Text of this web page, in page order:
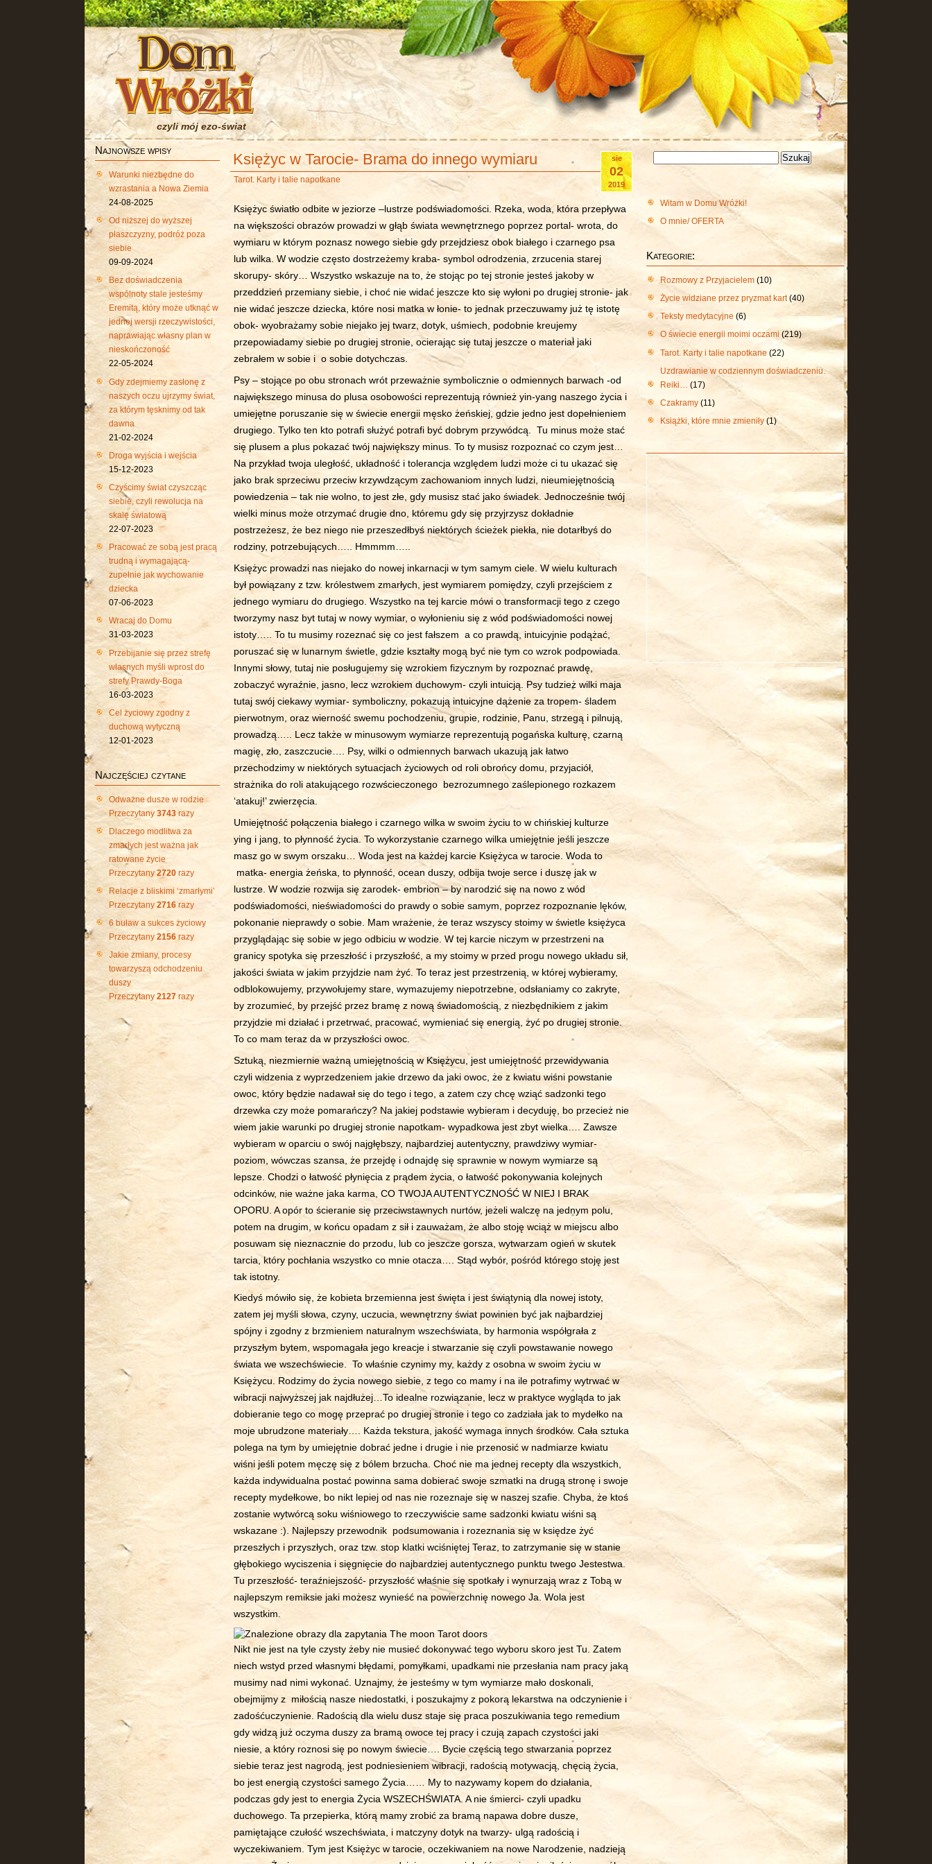
czyli mój ezo-świat
Najnowsze wpisy
Warunki niezbędne do
wzrastania a Nowa Ziemia
24-08-2025
Od niższej do wyższej
płaszczyzny, podróż poza
siebie
09-09-2024
Bez doświadczenia
wspólnoty stale jesteśmy
Eremitą, który może utknąć w
jednej wersji rzeczywistości,
naprawiając własny plan w
nieskończoność
22-05-2024
Gdy zdejmiemy zasłonę z
naszych oczu ujrzymy świat,
za którym tęsknimy od tak
dawna
21-02-2024
Droga wyjścia i wejścia
15-12-2023
Czyścimy świat czyszcząc
siebie, czyli rewolucja na
skalę światową
22-07-2023
Pracować ze sobą jest pracą
trudną i wymagającą-
zupełnie jak wychowanie
dziecka
07-06-2023
Wracaj do Domu
31-03-2023
Przebijanie się przez strefę
własnych myśli wprost do
strefy Prawdy-Boga
16-03-2023
Cel życiowy zgodny z
duchową wytyczną
12-01-2023
Najczęściej czytane
Odważne dusze w rodzie
Przeczytany 3743razy
Dlaczego modlitwa za
zmarłych jest ważna jak
ratowane życie
Przeczytany 2720 razy
Relacje z bliskimi ‘zmarłymi’
Przeczytany 2716 razy
6 buław a sukces życiowy
Przeczytany 2156 razy
Jakie zmiany, procesy
towarzyszą odchodzeniu
duszy
Przeczytany 2127 razy
sie
02
2019
Księżyc w Tarocie- Brama do innego wymiaru
Tarot. Karty i talie napotkane
Księżyc światło odbite w jeziorze –lustrze podświadomości. Rzeka, woda, która przepływa
na większości obrazów prowadzi w głąb świata wewnętrznego poprzez portal- wrota, do
wymiaru w którym poznasz nowego siebie gdy przejdziesz obok białego i czarnego psa
lub wilka. W wodzie często dostrzeżemy kraba- symbol odrodzenia, zrzucenia starej
skorupy- skóry… Wszystko wskazuje na to, że stojąc po tej stronie jesteś jakoby w
przeddzień przemiany siebie, i choć nie widać jeszcze kto się wyłoni po drugiej stronie- jak
nie widać jeszcze dziecka, które nosi matka w łonie- to jednak przeczuwamy już tę istotę
obok- wyobrażamy sobie niejako jej twarz, dotyk, uśmiech, podobnie kreujemy
przepowiadamy siebie po drugiej stronie, ocierając się tutaj jeszcze o materiał jaki
zebrałem w sobie i o sobie dotychczas.
Psy – stojące po obu stronach wrót przeważnie symbolicznie o odmiennych barwach -od
największego minusa do plusa osobowości reprezentują również yin-yang naszego życia i
umiejętne poruszanie się w świecie energii męsko żeńskiej, gdzie jedno jest dopełnieniem
drugiego. Tylko ten kto potrafi służyć potrafi być dobrym przywódcą. Tu minus może stać
się plusem a plus pokazać twój największy minus. To ty musisz rozpoznać co czym jest…
Na przykład twoja uległość, układność i tolerancja względem ludzi może ci tu ukazać się
jako brak sprzeciwu przeciw krzywdzącym zachowaniom innych ludzi, nieumiejętnością
powiedzenia – tak nie wolno, to jest złe, gdy musisz stać jako świadek. Jednocześnie twój
wielki minus może otrzymać drugie dno, któremu gdy się przyjrzysz dokładnie
postrzeżesz, że bez niego nie przeszedłbyś niektórych ścieżek piekła, nie dotarłbyś do
rodziny, potrzebujących….. Hmmmm…..
Księżyc prowadzi nas niejako do nowej inkarnacji w tym samym ciele. W wielu kulturach
był powiązany z tzw. królestwem zmarłych, jest wymiarem pomiędzy, czyli przejściem z
jednego wymiaru do drugiego. Wszystko na tej karcie mówi o transformacji tego z czego
tworzymy nasz byt tutaj w nowy wymiar, o wyłonieniu się z wód podświadomości nowej
istoty….. To tu musimy rozeznać się co jest fałszem a co prawdą, intuicyjnie podążać,
poruszać się w lunarnym świetle, gdzie kształty mogą być nie tym co wzrok podpowiada.
Innymi słowy, tutaj nie posługujemy się wzrokiem fizycznym by rozpoznać prawdę,
zobaczyć wyraźnie, jasno, lecz wzrokiem duchowym- czyli intuicją. Psy tudzież wilki maja
tutaj swój ciekawy wymiar- symboliczny, pokazują intuicyjne dążenie za tropem- śladem
pierwotnym, oraz wierność swemu pochodzeniu, grupie, rodzinie, Panu, strzegą i pilnują,
prowadzą….. Lecz także w minusowym wymiarze reprezentują pogańska kulturę, czarną
magię, zło, zaszczucie…. Psy, wilki o odmiennych barwach ukazują jak łatwo
przechodzimy w niektórych sytuacjach życiowych od roli obrońcy domu, przyjaciół,
strażnika do roli atakującego rozwścieczonego bezrozumnego zaślepionego rozkazem
‘atakuj!’ zwierzęcia.
Umiejętność połączenia białego i czarnego wilka w swoim życiu to w chińskiej kulturze
ying i jang, to płynność życia. To wykorzystanie czarnego wilka umiejętnie jeśli jeszcze
masz go w swym orszaku… Woda jest na każdej karcie Księżyca w tarocie. Woda to
matka- energia żeńska, to płynność, ocean duszy, odbija twoje serce i duszę jak w
lustrze. W wodzie rozwija się zarodek- embrion – by narodzić się na nowo z wód
podświadomości, nieświadomości do prawdy o sobie samym, poprzez rozpoznanie lęków,
pokonanie nieprawdy o sobie. Mam wrażenie, że teraz wszyscy stoimy w świetle księżyca
przyglądając się sobie w jego odbiciu w wodzie. W tej karcie niczym w przestrzeni na
granicy spotyka się przeszłość i przyszłość, a my stoimy w przed progu nowego układu sił,
jakości świata w jakim przyjdzie nam żyć. To teraz jest przestrzenią, w której wybieramy,
odblokowujemy, przywołujemy stare, wymazujemy niepotrzebne, odsłaniamy co zakryte,
by zrozumieć, by przejść przez bramę z nową świadomością, z niezbędnikiem z jakim
przyjdzie mi działać i przetrwać, pracować, wymieniać się energią, żyć po drugiej stronie.
To co mam teraz da w przyszłości owoc.
Sztuką, niezmiernie ważną umiejętnością w Księżycu, jest umiejętność przewidywania
czyli widzenia z wyprzedzeniem jakie drzewo da jaki owoc, że z kwiatu wiśni powstanie
owoc, który będzie nadawał się do tego i tego, a zatem czy chcę wziąć sadzonki tego
drzewka czy może pomarańczy? Na jakiej podstawie wybieram i decyduję, bo przecież nie
wiem jakie warunki po drugiej stronie napotkam- wypadkowa jest zbyt wielka…. Zawsze
wybieram w oparciu o swój najgłębszy, najbardziej autentyczny, prawdziwy wymiar-
poziom, wówczas szansa, że przejdę i odnajdę się sprawnie w nowym wymiarze są
lepsze. Chodzi o łatwość płynięcia z prądem życia, o łatwość pokonywania kolejnych
odcinków, nie ważne jaka karma, CO TWOJA AUTENTYCZNOŚĆ W NIEJ I BRAK
OPORU. A opór to ścieranie się przeciwstawnych nurtów, jeżeli walczę na jednym polu,
potem na drugim, w końcu opadam z sił i zauważam, że albo stoję wciąż w miejscu albo
posuwam się nieznacznie do przodu, lub co jeszcze gorsza, wytwarzam ogień w skutek
tarcia, który pochłania wszystko co mnie otacza…. Stąd wybór, pośród którego stoję jest
tak istotny.
Kiedyś mówiło się, że kobieta brzemienna jest święta i jest świątynią dla nowej istoty,
zatem jej myśli słowa, czyny, uczucia, wewnętrzny świat powinien być jak najbardziej
spójny i zgodny z brzmieniem naturalnym wszechświata, by harmonia współgrała z
przyszłym bytem, wspomagała jego kreacje i stwarzanie się czyli powstawanie nowego
świata we wszechświecie. To właśnie czynimy my, każdy z osobna w swoim życiu w
Księżycu. Rodzimy do życia nowego siebie, z tego co mamy i na ile potrafimy wytrwać w
wibracji najwyższej jak najdłużej…To idealne rozwiązanie, lecz w praktyce wygląda to jak
dobieranie tego co mogę przeprać po drugiej stronie i tego co zadziała jak to mydełko na
moje ubrudzone materiały…. Każda tekstura, jakość wymaga innych środków. Cała sztuka
polega na tym by umiejętnie dobrać jedne i drugie i nie przenosić w nadmiarze kwiatu
wiśni jeśli potem męczę się z bólem brzucha. Choć nie ma jednej recepty dla wszystkich,
każda indywidualna postać powinna sama dobierać swoje szmatki na drugą stronę i swoje
recepty mydełkowe, bo nikt lepiej od nas nie rozeznaje się w naszej szafie. Chyba, że ktoś
zostanie wytwórcą soku wiśniowego to rzeczywiście same sadzonki kwiatu wiśni są
wskazane :). Najlepszy przewodnik podsumowania i rozeznania się w księdze żyć
przeszłych i przyszłych, oraz tzw. stop klatki wciśniętej Teraz, to zatrzymanie się w stanie
głębokiego wyciszenia i sięgnięcie do najbardziej autentycznego punktu twego Jestestwa.
Tu przeszłość- teraźniejszość- przyszłość właśnie się spotkały i wynurzają wraz z Tobą w
najlepszym remiksie jaki możesz wynieść na powierzchnię nowego Ja. Wola jest
wszystkim.
Nikt nie jest na tyle czysty żeby nie musieć dokonywać tego wyboru skoro jest Tu. Zatem
niech wstyd przed własnymi błędami, pomyłkami, upadkami nie przesłania nam pracy jaką
musimy nad nimi wykonać. Uznajmy, że jesteśmy w tym wymiarze mało doskonali,
obejmijmy z miłością nasze niedostatki, i poszukajmy z pokorą lekarstwa na odczynienie i
zadośćuczynienie. Radością dla wielu dusz staje się praca poszukiwania tego remedium
gdy widzą już oczyma duszy za bramą owoce tej pracy i czują zapach czystości jaki
niesie, a który roznosi się po nowym świecie…. Bycie częścią tego stwarzania poprzez
siebie teraz jest nagrodą, jest podniesieniem wibracji, radością motywacją, chęcią życia,
bo jest energią czystości samego Życia…… My to nazywamy kopem do działania,
podczas gdy jest to energia Życia WSZECHŚWIATA. A nie śmierci- czyli upadku
duchowego. Ta przepierka, którą mamy zrobić za bramą napawa dobre dusze,
pamiętające czułość wszechświata, i matczyny dotyk na twarzy- ulgą radością i
wyczekiwaniem. Tym jest Księżyc w tarocie, oczekiwaniem na nowe Narodzenie, nadzieją
Witam w Domu Wróżki!
O mnie/ OFERTA
Kategorie:
Rozmowy z Przyjacielem (10)
Życie widziane przez pryzmat kart(40)
Teksty medytacyjne (6)
O świecie energii moimi oczami (219)
Tarot. Karty i talie napotkane (22)
Uzdrawianie w codziennym doświadczeniu.
Reiki… (17)
Czakramy (11)
Książki, które mnie zmieniły (1)